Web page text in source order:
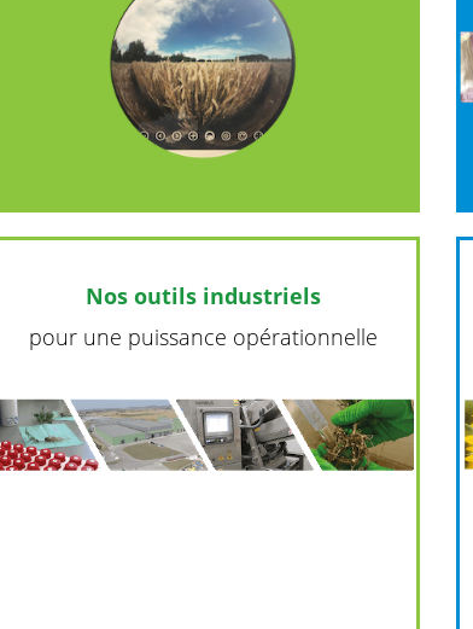
Nos outils industriels
pour une puissance opérationnelle